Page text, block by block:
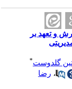
و تعهد بر
گلدوست*
،رضا